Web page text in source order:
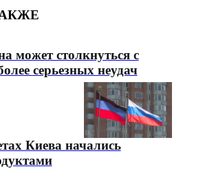
может столкнуться с
серьезных неудач
Киева начались